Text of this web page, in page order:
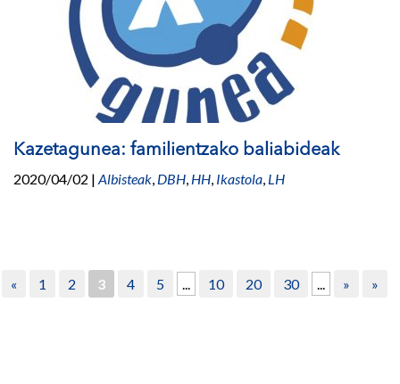
Kazetagunea: familientzako baliabideak
2020/04/02 | Albisteak, DBH, HH, Ikastola, LH
« 1 2 3 4 5 ... 10 20 30 ... » »